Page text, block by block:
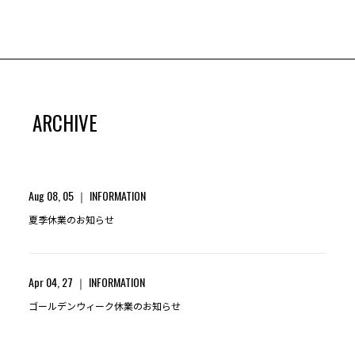
ARCHIVE
Aug 08, 05 INFORMATION
夏季休業のお知らせ
Apr 04, 27 INFORMATION
ゴールデンウィーク休業のお知らせ